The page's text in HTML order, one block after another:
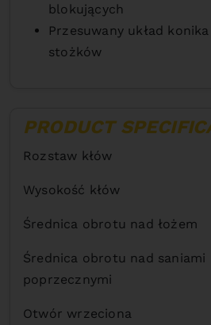
blokujących
Przesuwany układ
stożków
PRODUCT
Rozstaw kłów
Wysokość kłów
Średnica obrotu nad łożem
Średnica obrotu nad saniami
poprzecznymi
Otwór wrzeciona